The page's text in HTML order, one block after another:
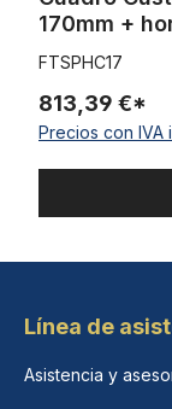
170mm +
FTSPHC17
813,39 €*
Precios con IVA
Línea de
Asistencia y